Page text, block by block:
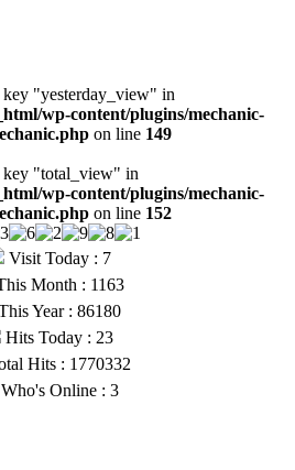
"yesterday_view" in
wp-content/plugins/mechanic-
on line 149
key "total_view" in
wp-content/plugins/mechanic-
on line 152
Visit Today : 7
Month : 1163
Year : 86180
Hits Today : 23
Hits : 1770332
Online : 3